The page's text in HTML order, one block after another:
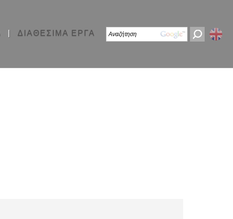
| ΔΙΑΘΕΣΙΜΑ ΕΡΓΑ